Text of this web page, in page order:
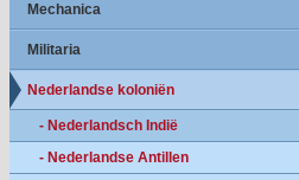
Mechanica
Militaria
Nederlandse koloniën
- Nederlandsch Indië
- Nederlandse Antillen